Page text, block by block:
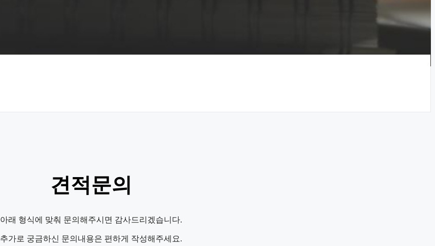
견적문의
아래 형식에 맞춰 문의해주시면 감사드리겠습니다.
추가로 궁금하신 문의내용은 편하게 작성해주세요.